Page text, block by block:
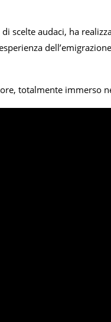
scelte audaci, ha
totalmente immerso